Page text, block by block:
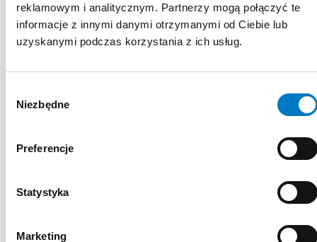
reklamowym i analitycznym. Partnerzy mogą połączyć te
informacje z innymi danymi otrzymanymi od Ciebie lub
uzyskanymi podczas korzystania z ich usług.
zgody
Niezbędne
Preferencje
Statystyka
Marketing
aloplastyka stawu biodrowego